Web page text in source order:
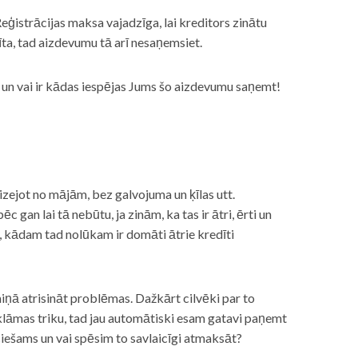
maksa vajadzīga, lai kreditors zinātu
tad aizdevumu tā arī nesaņemsiet.
vai ir kādas iespējas Jums šo aizdevumu saņemt!
no mājām, bez galvojuma un ķīlas utt.
gan lai tā nebūtu, ja zinām, ka tas ir ātri, ērti un
kādam tad nolūkam ir domāti ātrie kredīti
atrisināt problēmas. Dažkārt cilvēki par to
triku, tad jau automātiski esam gatavi paņemt
un vai spēsim to savlaicīgi atmaksāt?